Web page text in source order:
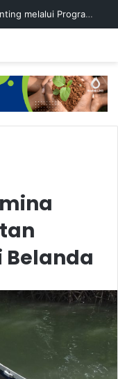
Badak LNG Perkuat Pencegahan Stunting melalui Program Akar Ranting
Belanda